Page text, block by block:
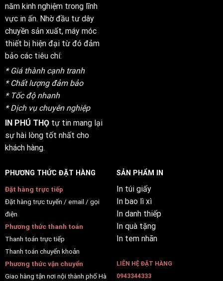
năm kinh nghiệm trong lĩnh
vực in ấn. Nhờ đầu tư dây
chuyền sản xuất, máy móc
thiết bị hiện đại từ đó đảm
bảo các tiêu chí:
* Giá thành cạnh tranh
* Chất lượng đảm bảo
* Tốc độ nhanh
* Dịch vụ chuyên nghiệp
IN PHÚ THỌ tự tin mang lại
sự hài lòng tốt nhất cho
khách hàng.
PHƯƠNG THỨC ĐẶT HÀNG
Đặt hàng trực tiếp
Đặt hàng trực tuyến / email / gọi
điện
Phương thức thanh toán
Thanh toán trực tiếp
Thanh toán chuyển khoản
Phương thức vận chuyển
Giao hàng tận nơi nội thành phố Hà
SẢN PHẨM IN
In túi giấy
In bao lì xì
In danh thiếp
In quà tặng
In tem nhãn
LIÊN HỆ ĐẶT HÀNG
0943344333